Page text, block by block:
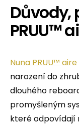
Důvody,
PRUU™
Nuna PRUU™ aire
narození do
dlouhého
promyšleným
které odpovídají